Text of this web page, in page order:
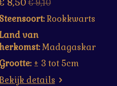
€ 9,10
Steensoort:Rookkwarts
van
herkomst:Madagaskar
Grootte: ± 3 tot 5cm
details